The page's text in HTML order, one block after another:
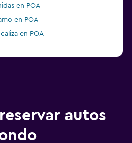
en POA
en POA
en POA
autos